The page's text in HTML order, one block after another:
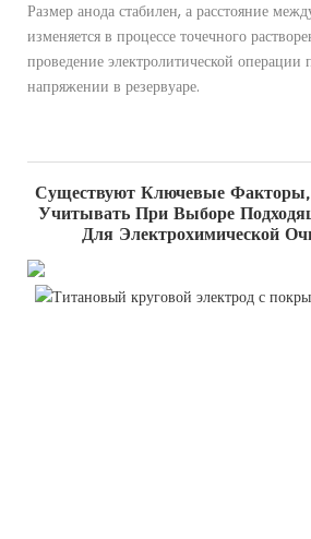
Размер анода стабилен, а расстояние
изменяется в процессе точечного
проведение электролитической операции
напряжении в резервуаре.
Существуют Ключевые Факторы,
Учитывать При Выборе
Для Электрохимической